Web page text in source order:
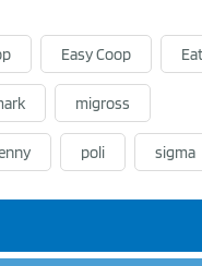
Easy Coop
migross
poli sigma